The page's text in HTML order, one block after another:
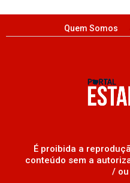
Quem Somos
É proibida a
conteúdo sem a
/